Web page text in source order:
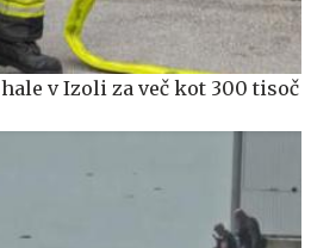
v Izoli za več kot 300 tisoč